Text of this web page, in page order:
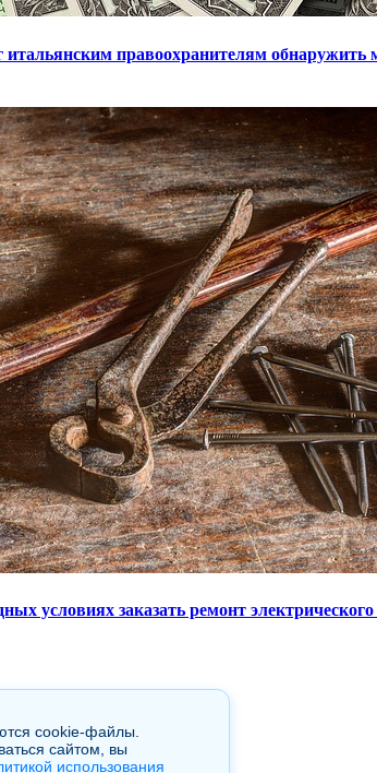
итальянским правоохранителям
условиях заказать ремонт
интернет-сайт носит исключительно
обязательна.
cookie-файлы.
сайтом, вы
использования